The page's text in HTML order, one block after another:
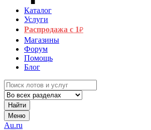
Каталог
Услуги
Распродажа с 1₽
Магазины
Форум
Помощь
Блог
Найти
Меню
Au.ru